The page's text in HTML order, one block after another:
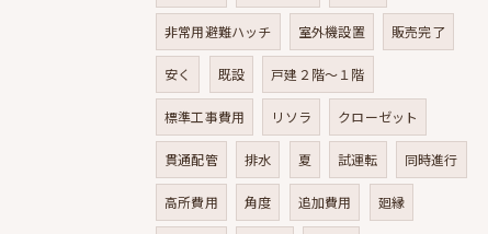
非常用避難ハッチ 室外機設置 販売完了
安く 既設 戸建２階～１階
標準工事費用 リソラ クローゼット
貫通配管 排水 夏 試運転 同時進行
高所費用 角度 追加費用 廻縁